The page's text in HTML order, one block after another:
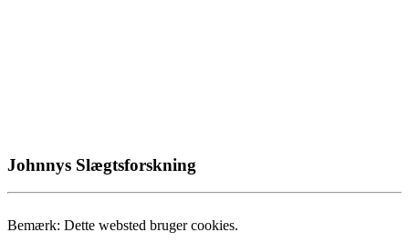
Johnnys Slægtsforskning
Bemærk: Dette websted bruger cookies.